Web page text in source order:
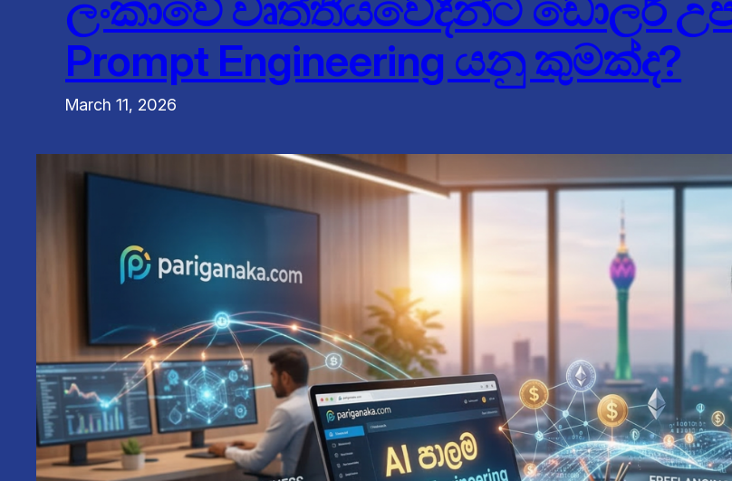
ලංකාවේ වෘත්තීයවේදීන්ට ඩොලර්
Prompt Engineering යනු කුමක්ද?
March 11, 2026